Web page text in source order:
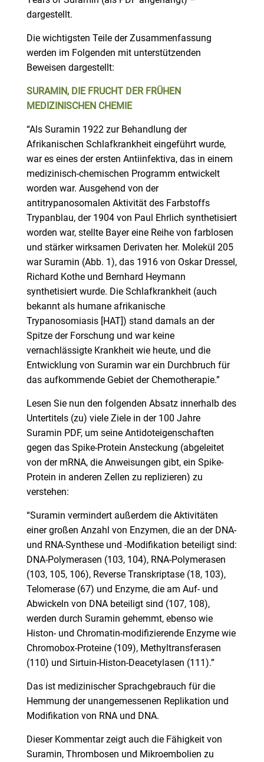
dargestellt.
Die wichtigsten Teile der Zusammenfassung
werden im Folgenden mit unterstützenden
Beweisen dargestellt:
SURAMIN, DIE FRUCHT DER FRÜHEN
MEDIZINISCHEN CHEMIE
“Als Suramin 1922 zur Behandlung der
Afrikanischen Schlafkrankheit eingeführt wurde,
war es eines der ersten Antiinfektiva, das in einem
medizinisch-chemischen Programm entwickelt
worden war. Ausgehend von der
antitrypanosomalen Aktivität des Farbstoffs
Trypanblau, der 1904 von Paul Ehrlich synthetisiert
worden war, stellte Bayer eine Reihe von farblosen
und stärker wirksamen Derivaten her. Molekül 205
war Suramin (Abb. 1), das 1916 von Oskar Dressel,
Richard Kothe und Bernhard Heymann
synthetisiert wurde. Die Schlafkrankheit (auch
bekannt als humane afrikanische
Trypanosomiasis [HAT]) stand damals an der
Spitze der Forschung und war keine
vernachlässigte Krankheit wie heute, und die
Entwicklung von Suramin war ein Durchbruch für
das aufkommende Gebiet der Chemotherapie.”
Lesen Sie nun den folgenden Absatz innerhalb des
Untertitels (zu) viele Ziele in der 100 Jahre
Suramin PDF, um seine Antidoteigenschaften
gegen das Spike-Protein Ansteckung (abgeleitet
von der mRNA, die Anweisungen gibt, ein Spike-
Protein in anderen Zellen zu replizieren) zu
verstehen:
“Suramin vermindert außerdem die Aktivitäten
einer großen Anzahl von Enzymen, die an der DNA-
und RNA-Synthese und -Modifikation beteiligt sind:
DNA-Polymerasen (103, 104), RNA-Polymerasen
(103, 105, 106), Reverse Transkriptase (18, 103),
Telomerase (67) und Enzyme, die am Auf- und
Abwickeln von DNA beteiligt sind (107, 108),
werden durch Suramin gehemmt, ebenso wie
Histon- und Chromatin-modifizierende Enzyme wie
Chromobox-Proteine (109), Methyltransferasen
(110) und Sirtuin-Histon-Deacetylasen (111).”
Das ist medizinischer Sprachgebrauch für die
Hemmung der unangemessenen Replikation und
Modifikation von RNA und DNA.
Dieser Kommentar zeigt auch die Fähigkeit von
Suramin, Thrombosen und Mikroembolien zu